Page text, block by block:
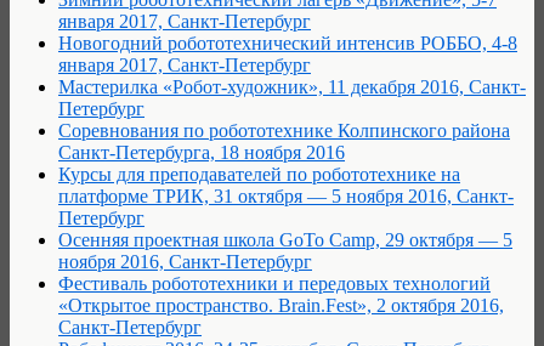
января 2017, Санкт-Петербург
Новогодний робототехнический интенсив РОББО, 4-8
января 2017, Санкт-Петербург
Мастерилка «Робот-художник», 11 декабря 2016, Санкт-
Петербург
Соревнования по робототехнике Колпинского района
Санкт-Петербурга, 18 ноября 2016
Курсы для преподавателей по робототехнике на
платформе ТРИК, 31 октября — 5 ноября 2016, Санкт-
Петербург
Осенняя проектная школа GoTo Camp, 29 октября — 5
ноября 2016, Санкт-Петербург
Фестиваль робототехники и передовых технологий
«Открытое пространство. Brain.Fest», 2 октября 2016,
Санкт-Петербург